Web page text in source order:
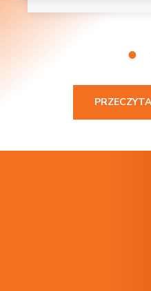
1